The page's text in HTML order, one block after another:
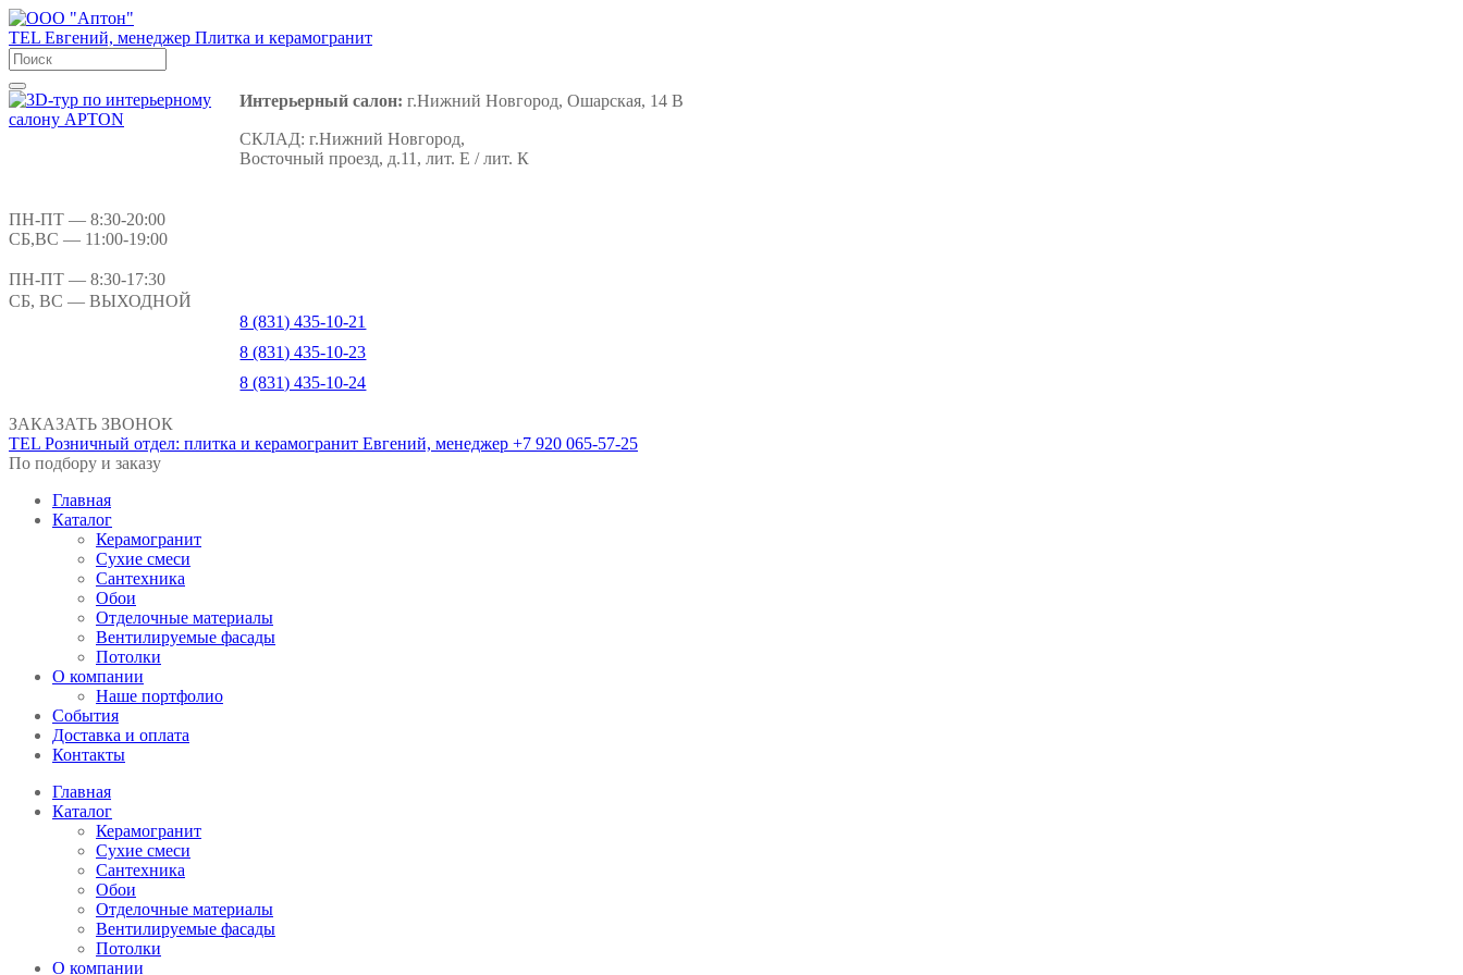
TEL Евгений, менеджер Плитка и керамогранит
Интерьерный салон: г.Нижний Новгород, Ошарская, 14 В
СКЛАД: г.Нижний Новгород,
Восточный проезд, д.11, лит. Е / лит. К
ПН-ПТ — 8:30-20:00
СБ,ВС — 11:00-19:00
ПН-ПТ — 8:30-17:30
СБ, ВС — ВЫХОДНОЙ
8 (831) 435-10-21
8 (831) 435-10-23
8 (831) 435-10-24
ЗАКАЗАТЬ ЗВОНОК
TEL Розничный отдел: плитка и керамогранит Евгений, менеджер +7 920 065-57-25
По подбору и заказу
Главная
Каталог
Керамогранит
Сухие смеси
Сантехника
Обои
Отделочные материалы
Вентилируемые фасады
Потолки
О компании
Наше портфолио
События
Доставка и оплата
Контакты
Главная
Каталог
Керамогранит
Сухие смеси
Сантехника
Обои
Отделочные материалы
Вентилируемые фасады
Потолки
О компании